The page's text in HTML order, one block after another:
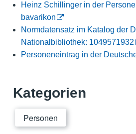
Heinz Schillinger in der
bavarikon
Normdatensatz im Katalog der
Nationalbibliothek: 1049571932
Personeneintrag in der
Kategorien
Personen